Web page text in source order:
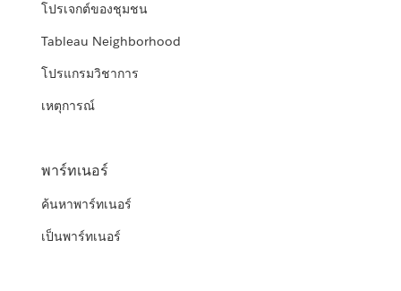
โปรเจกต์ของชุมชน
Tableau Neighborhood
โปรแกรมวิชาการ
เหตุการณ์
พาร์ทเนอร์
ค้นหาพาร์ทเนอร์
เป็นพาร์ทเนอร์